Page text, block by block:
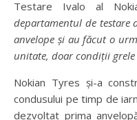
Testare Ivalo al
departamentul de testare
anvelope și au făcut o
unitate, doar condiții grele
Nokian Tyres și-a
condusului pe timp de
dezvoltat prima